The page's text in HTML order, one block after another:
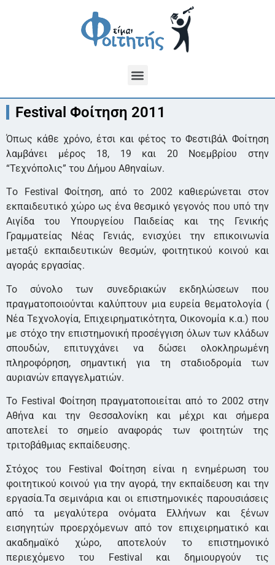
Festival Φοίτηση 2011
Όπως κάθε χρόνο, έτσι και φέτος το Φεστιβάλ Φοίτηση
λαμβάνει μέρος 18, 19 και 20 Νοεμβρίου στην
“Τεχνόπολις” του Δήμου Αθηναίων.
Tο Festival Φοίτηση, από το 2002 καθιερώνεται στον
εκπαιδευτικό χώρο ως ένα θεσμικό γεγονός που υπό την
Αιγίδα του Υπουργείου Παιδείας και της Γενικής
Γραμματείας Νέας Γενιάς, ενισχύει την επικοινωνία
μεταξύ εκπαιδευτικών θεσμών, φοιτητικού κοινού και
αγοράς εργασίας.
Το σύνολο των συνεδριακών εκδηλώσεων που
πραγματοποιούνται καλύπτουν μια ευρεία θεματολογία (
Νέα Τεχνολογία, Επιχειρηματικότητα, Οικονομία κ.α.) που
με στόχο την επιστημονική προσέγγιση όλων των κλάδων
σπουδών, επιτυγχάνει να δώσει ολοκληρωμένη
πληροφόρηση, σημαντική για τη σταδιοδρομία των
αυριανών επαγγελματιών.
Το Festival Φοίτηση πραγματοποιείται από το 2002 στην
Αθήνα και την Θεσσαλονίκη και μέχρι και σήμερα
αποτελεί το σημείο αναφοράς των φοιτητών της
τριτοβάθμιας εκπαίδευσης.
Στόχος του Festival Φοίτηση είναι η ενημέρωση του
φοιτητικού κοινού για την αγορά, την εκπαίδευση και την
εργασία.Τα σεμινάρια και οι επιστημονικές παρουσιάσεις
από τα μεγαλύτερα ονόματα Ελλήνων και ξένων
εισηγητών προερχόμενων από τον επιχειρηματικό και
ακαδημαϊκό χώρο, αποτελούν το επιστημονικό
περιεχόμενο του Festival και δημιουργούν τις